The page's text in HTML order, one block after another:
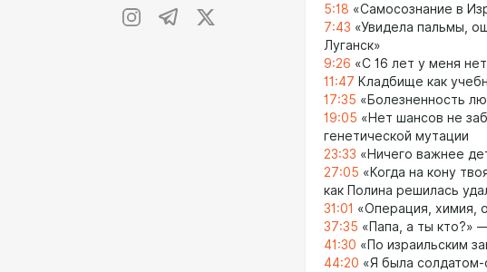
5:18 «Самосознание в
7:43 «Увидела пальмы,
Луганск»
9:26 «С 16 лет у меня
11:47 Кладбище как
17:35 «Болезненность
19:05 «Нет шансов не
генетической мутации
23:33 «Ничего важнее
27:05 «Когда на кону
как Полина решилась
31:01 «Операция, химия,
37:35 «Папа, а ты кто?»
41:30 «По израильским
44:20 «Я была солдатом-